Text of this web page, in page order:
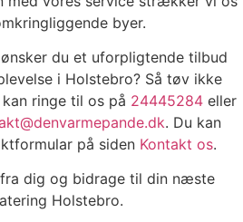
byer.
du et uforpligtende tilbud
i Holstebro? Så tøv ikke
ringe til os på 24445284 eller
. Du kan
på siden Kontakt os.
dig og bidrage til din næste
Holstebro.